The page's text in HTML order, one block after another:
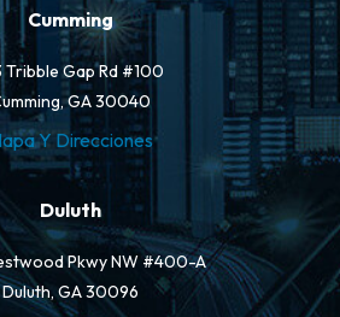
Cumming
Tribble Gap Rd #100
GA 30040
Y Direcciones
Duluth
Pkwy NW #400-A
Duluth, GA 30096